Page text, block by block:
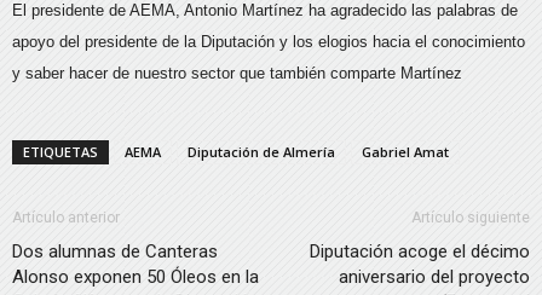
El presidente de AEMA, Antonio Martínez ha agradecido las palabras de
apoyo del presidente de la Diputación y los elogios hacia el conocimiento
y saber hacer de nuestro sector que también comparte Martínez
ETIQUETAS AEMA Diputación de Almería Gabriel Amat
Artículo anterior
Dos alumnas de Canteras
Alonso exponen 50 Óleos en la
Artículo siguiente
Diputación acoge el décimo
aniversario del proyecto